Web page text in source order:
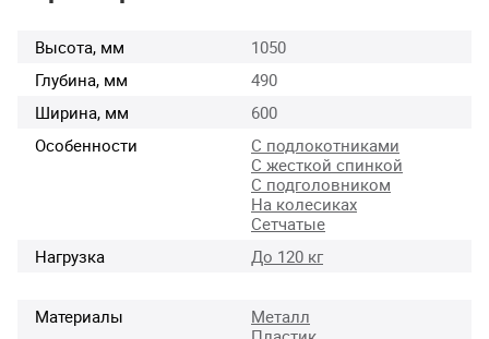
Высота, мм
1050
Глубина, мм
490
Ширина, мм
600
Особенности
С подлокотниками
С жесткой спинкой
С подголовником
На колесиках
Сетчатые
Нагрузка
До 120 кг
Материалы
Металл